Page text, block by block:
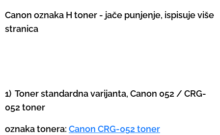
Canon oznaka H toner - jače punjenje, ispisuje više
stranica
1) Toner standardna varijanta, Canon 052 / CRG-
052 toner
oznaka tonera: Canon CRG-052 toner